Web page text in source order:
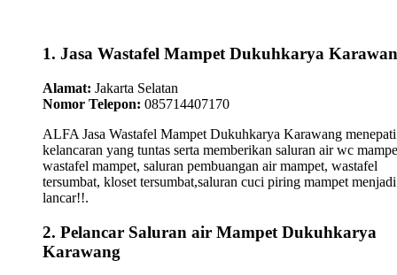
1. Jasa Wastafel Mampet Dukuhkarya
Alamat: Jakarta Selatan
Nomor Telepon: 085714407170
ALFA Jasa Wastafel Mampet Dukuhkarya Karawang menepati
kelancaran yang tuntas serta memberikan saluran air wc
wastafel mampet, saluran pembuangan air mampet, wastafel
tersumbat, kloset tersumbat,saluran cuci piring mampet menjadi
lancar!!.
2. Pelancar Saluran air Mampet Dukuhkarya
Karawang